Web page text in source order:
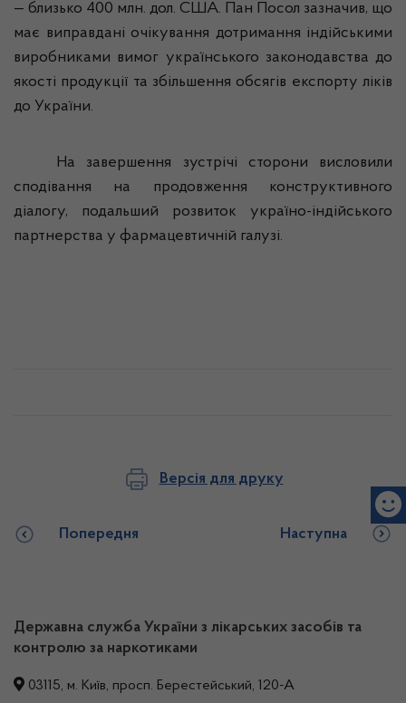
— близько 400 млн. дол. США. Пан Посол зазначив, що
має виправдані очікування дотримання індійськими
виробниками вимог українського законодавства до
якості продукції та збільшення обсягів експорту ліків
до України.
На завершення зустрічі сторони висловили
сподівання на продовження конструктивного
діалогу, подальший розвиток україно-індійського
партнерства у фармацевтичній галузі.
Версія для друку
Попередня Наступна
Державна служба України з лікарських засобів та
контролю за наркотиками
03115, м. Київ, просп. Берестейський, 120-А